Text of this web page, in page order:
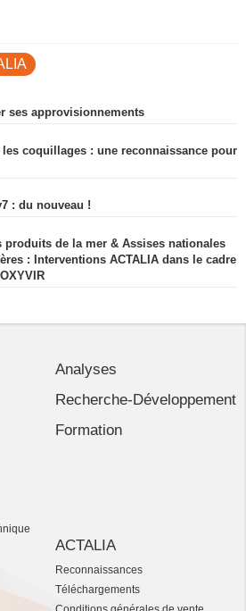
ses approvisionnements
les coquillages : une reconnaissance pour
: du nouveau !
produits de la mer & Assises nationales
: Interventions ACTALIA dans le cadre
Analyses
Recherche-Développement
Formation
ACTALIA
Reconnaissances
Téléchargements